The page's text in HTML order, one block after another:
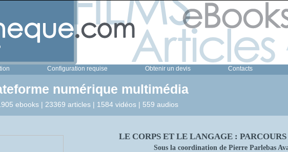
Configuration requise Obtenir un devis Contacts
numérique multimédia
ebooks | 23369 articles | 1584 vidéos | 559 audios
LE CORPS ET LE LANGAGE :
Sous la coordination de Pierre Parlebas